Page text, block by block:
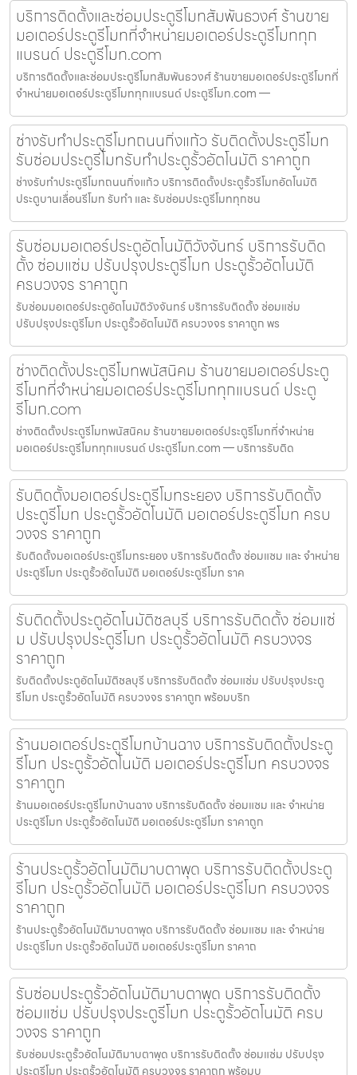
บริการติดตั้งและซ่อมประตูรีโมทสัมพันธวงศ์ ร้านขาย
มอเตอร์ประตูรีโมทที่จำหน่ายมอเตอร์ประตูรีโมททุก
แบรนด์ ประตูรีโมท.com
บริการติดตั้งและซ่อมประตูรีโมทสัมพันธวงศ์ ร้านขายมอเตอร์ประตูรีโมทที่
จำหน่ายมอเตอร์ประตูรีโมททุกแบรนด์ ประตูรีโมท.com —
ช่างรับทำประตูรีโมทถนนกิ่งแก้ว รับติดตั้งประตูรีโมท
รับซ่อมประตูรีโมทรับทำประตูรั้วอัตโนมัติ ราคาถูก
ช่างรับทำประตูรีโมทถนนกิ่งแก้ว บริการติดตั้งประตูรั้วรีโมทอัตโนมัติ
ประตูบานเลื่อนรีโมท รับทำ และ รับซ่อมประตูรีโมททุกชน
รับซ่อมมอเตอร์ประตูอัตโนมัติวังจันทร์ บริการรับติด
ตั้ง ซ่อมแซ่ม ปรับปรุงประตูรีโมท ประตูรั้วอัตโนมัติ
ครบวงจร ราคาถูก
รับซ่อมมอเตอร์ประตูอัตโนมัติวังจันทร์ บริการรับติดตั้ง ซ่อมแซ่ม
ปรับปรุงประตูรีโมท ประตูรั้วอัตโนมัติ ครบวงจร ราคาถูก พร
ช่างติดตั้งประตูรีโมทพนัสนิคม ร้านขายมอเตอร์ประตู
รีโมทที่จำหน่ายมอเตอร์ประตูรีโมททุกแบรนด์ ประตู
รีโมท.com
ช่างติดตั้งประตูรีโมทพนัสนิคม ร้านขายมอเตอร์ประตูรีโมทที่จำหน่าย
มอเตอร์ประตูรีโมททุกแบรนด์ ประตูรีโมท.com — บริการรับติด
รับติดตั้งมอเตอร์ประตูรีโมทระยอง บริการรับติดตั้ง
ประตูรีโมท ประตูรั้วอัตโนมัติ มอเตอร์ประตูรีโมท ครบ
วงจร ราคาถูก
รับติดตั้งมอเตอร์ประตูรีโมทระยอง บริการรับติดตั้ง ซ่อมแซม และ จำหน่าย
ประตูรีโมท ประตูรั้วอัตโนมัติ มอเตอร์ประตูรีโมท ราค
รับติดตั้งประตูอัตโนมัติชลบุรี บริการรับติดตั้ง ซ่อมแซ่
ม ปรับปรุงประตูรีโมท ประตูรั้วอัตโนมัติ ครบวงจร
ราคาถูก
รับติดตั้งประตูอัตโนมัติชลบุรี บริการรับติดตั้ง ซ่อมแซ่ม ปรับปรุงประตู
รีโมท ประตูรั้วอัตโนมัติ ครบวงจร ราคาถูก พร้อมบริก
ร้านมอเตอร์ประตูรีโมทบ้านฉาง บริการรับติดตั้งประตู
รีโมท ประตูรั้วอัตโนมัติ มอเตอร์ประตูรีโมท ครบวงจร
ราคาถูก
ร้านมอเตอร์ประตูรีโมทบ้านฉาง บริการรับติดตั้ง ซ่อมแซม และ จำหน่าย
ประตูรีโมท ประตูรั้วอัตโนมัติ มอเตอร์ประตูรีโมท ราคาถูก
ร้านประตูรั้วอัตโนมัติมาบตาพุด บริการรับติดตั้งประตู
รีโมท ประตูรั้วอัตโนมัติ มอเตอร์ประตูรีโมท ครบวงจร
ราคาถูก
ร้านประตูรั้วอัตโนมัติมาบตาพุด บริการรับติดตั้ง ซ่อมแซม และ จำหน่าย
ประตูรีโมท ประตูรั้วอัตโนมัติ มอเตอร์ประตูรีโมท ราคาถ
รับซ่อมประตูรั้วอัตโนมัติมาบตาพุด บริการรับติดตั้ง
ซ่อมแซ่ม ปรับปรุงประตูรีโมท ประตูรั้วอัตโนมัติ ครบ
วงจร ราคาถูก
รับซ่อมประตูรั้วอัตโนมัติมาบตาพุด บริการรับติดตั้ง ซ่อมแซ่ม ปรับปรุง
ประตูรีโมท ประตูรั้วอัตโนมัติ ครบวงจร ราคาถูก พร้อมบ